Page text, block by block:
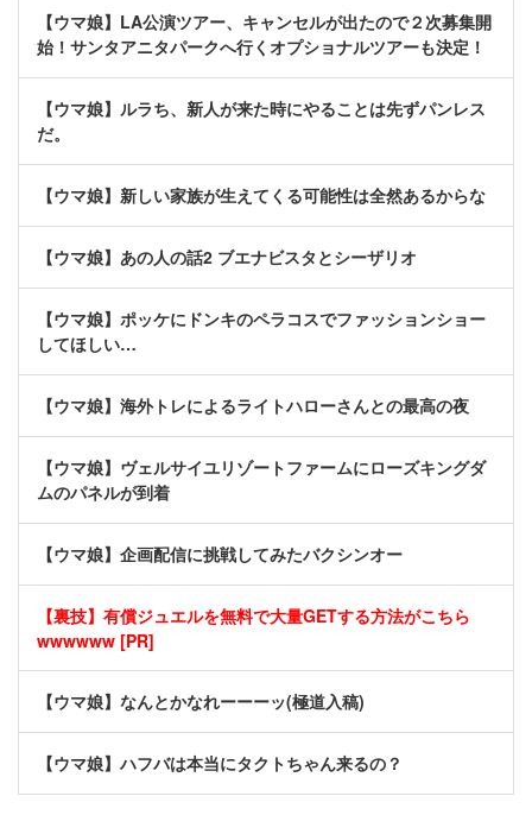
【ウマ娘】LA公演ツアー、キャンセルが出たので２次募集開
始！サンタアニタパークへ行くオプショナルツアーも決定！
【ウマ娘】ルラち、新人が来た時にやることは先ずパンレス
だ。
【ウマ娘】新しい家族が生えてくる可能性は全然あるからな
【ウマ娘】あの人の話2 ブエナビスタとシーザリオ
【ウマ娘】ポッケにドンキのペラコスでファッションショー
してほしい…
【ウマ娘】海外トレによるライトハローさんとの最高の夜
【ウマ娘】ヴェルサイユリゾートファームにローズキングダ
ムのパネルが到着
【ウマ娘】企画配信に挑戦してみたバクシンオー
【裏技】有償ジュエルを無料で大量GETする方法がこちら
wwwwww [PR]
【ウマ娘】なんとかなれーーーッ(極道入稿)
【ウマ娘】ハフバは本当にタクトちゃん来るの？